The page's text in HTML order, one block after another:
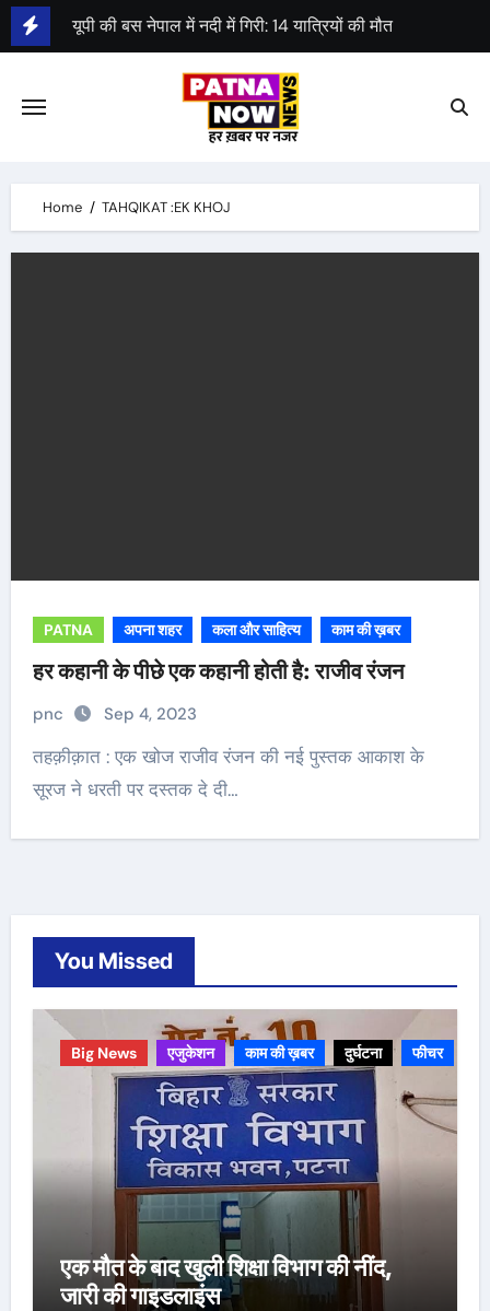
Skip
to
यूपी की बस नेपाल में नदी में गिरी: 14 यात्रियों की मौत
पहला स्पेस-डे आज, एक साल पहले चंद्रयान लैंड हुआ था
श्याम रजक ने राजद से दिया इस्तीफा
Home TAHQIKAT :EK KHOJ
PATNA अपना शहर कला और साहित्य काम की ख़बर
हर कहानी के पीछे एक कहानी होती है: राजीव रंजन
pnc Sep 4, 2023
तहक़ीक़ात : एक खोज राजीव रंजन की नई पुस्तक आकाश के
सूरज ने धरती पर दस्तक दे दी…
You Missed
Big News एजुकेशन काम की ख़बर दुर्घटना फीचर
एक मौत के बाद खुली शिक्षा विभाग की नींद,
जारी की गाइडलाइंस